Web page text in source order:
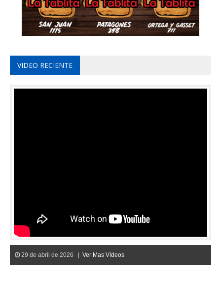
VIDEO RECIENTE
29 de abril de 2026 | Ver Mas Vídeos